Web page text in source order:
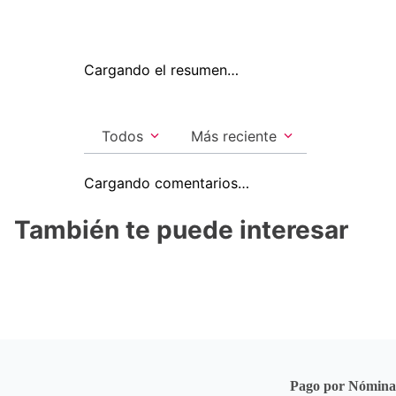
Cargando el resumen…
Más reciente
Todos
Cargando comentarios…
También te puede interesar
Pago por Nómina